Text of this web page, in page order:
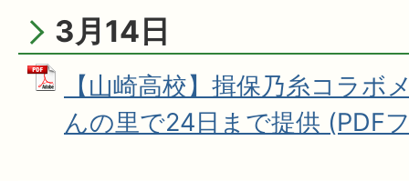
3月14日
【山崎高校】揖保乃糸コラボ
んの里で24日まで提供 (PDF